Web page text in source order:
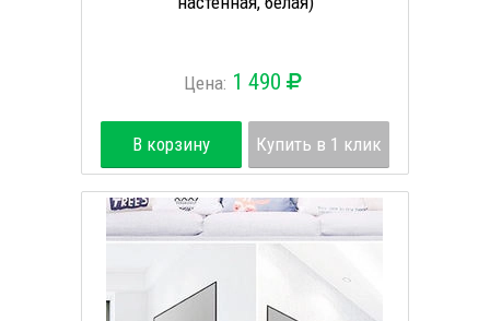
Цена: 1 490
В корзину Купить в 1 клик